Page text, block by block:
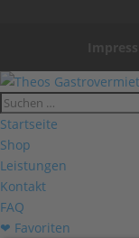
Startseite
Shop
Leistungen
Kontakt
FAQ
❤ Favoriten